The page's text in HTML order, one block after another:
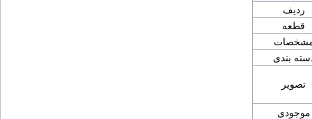
ردیف
قطعه
بندی
تصویر
موجودی